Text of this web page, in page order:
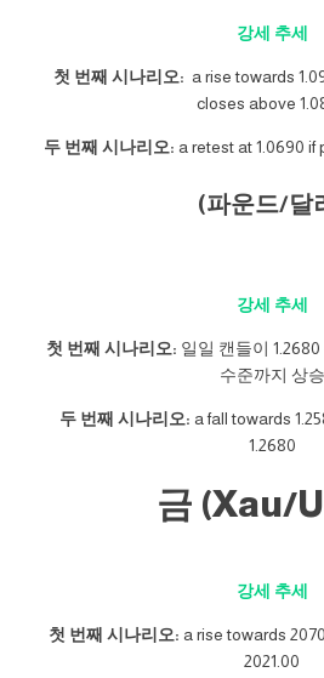
강세 추세
첫 번째 시나리오: a rise towards
closes above
두 번째 시나리오: a retest at 1.0690 if
(파운드/달
강세 추세
첫 번째 시나리오: 일일 캔들이
수준까지 상승
두 번째 시나리오: a fall towards
1.2680
금 (Xau/
강세 추세
첫 번째 시나리오: a rise towards
2021.00